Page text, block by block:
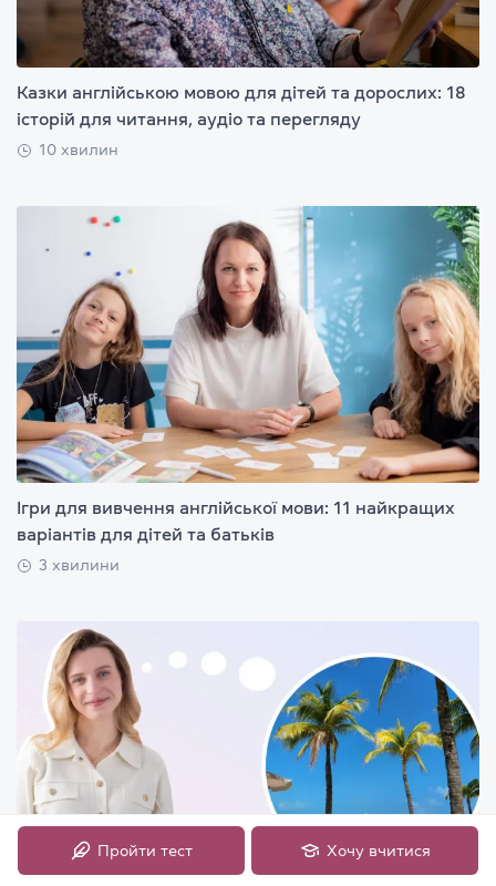
Казки англійською мовою для дітей та дорослих: 18
історій для читання, аудіо та перегляду
10 хвилин
Ігри для вивчення англійської мови: 11 найкращих
варіантів для дітей та батьків
3 хвилини
Пройти тест Хочу вчитися